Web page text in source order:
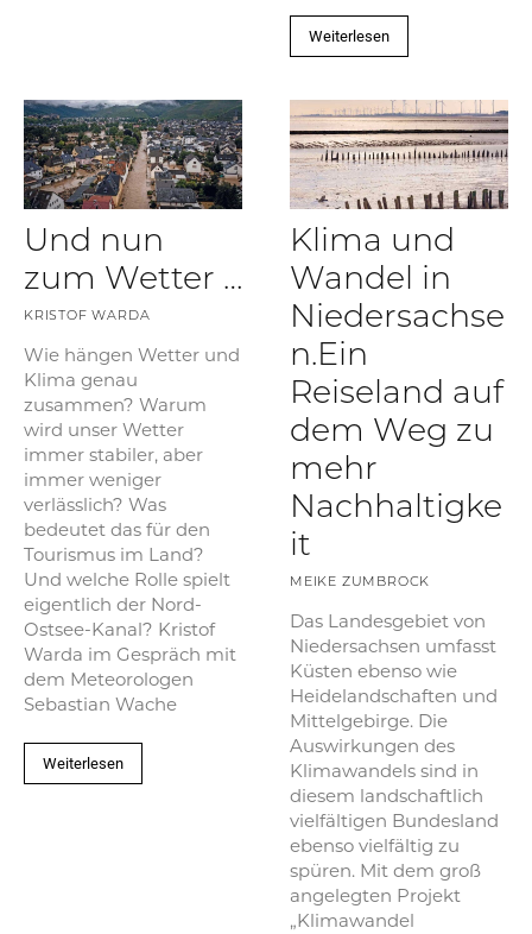
Weiterlesen
Und nun
zum Wetter …
KRISTOF WARDA
Wie hängen Wetter und
Klima genau
zusammen? Warum
wird unser Wetter
immer stabiler, aber
immer weniger
verlässlich? Was
bedeutet das für den
Tourismus im Land?
Und welche Rolle spielt
eigentlich der Nord-
Ostsee-Kanal? Kristof
Warda im Gespräch mit
dem Meteorologen
Sebastian Wache
Weiterlesen
Klima und
Wandel in
Niedersachse
n.Ein
Reiseland auf
dem Weg zu
mehr
Nachhaltigke
it
MEIKE ZUMBROCK
Das Landesgebiet von
Niedersachsen umfasst
Küsten ebenso wie
Heidelandschaften und
Mittelgebirge. Die
Auswirkungen des
Klimawandels sind in
diesem landschaftlich
vielfältigen Bundesland
ebenso vielfältig zu
spüren. Mit dem groß
angelegten Projekt
„Klimawandel